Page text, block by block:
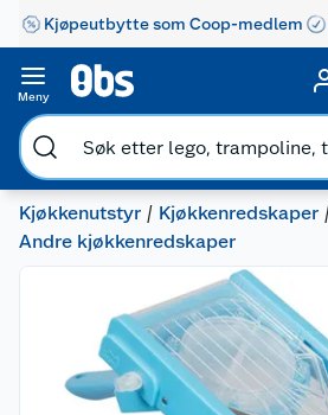
Kjøpeutbytte som Coop-medlem
Meny
Kjøkkenutstyr
Kjøkkenredskaper
Andre kjøkkenredskaper